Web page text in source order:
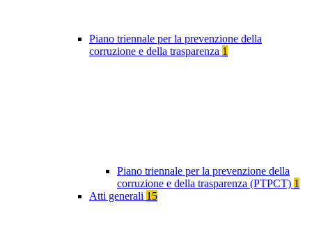
Piano triennale per la prevenzione della
corruzione e della trasparenza 1
Piano triennale per la prevenzione della
corruzione e della trasparenza (PTPCT) 1
Atti generali 15